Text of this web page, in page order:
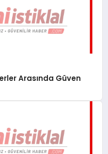
Arasında Güven